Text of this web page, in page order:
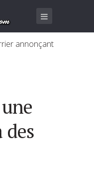
annonçant
des